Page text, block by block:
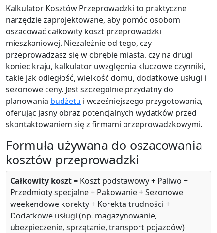
Kalkulator Kosztów Przeprowadzki to praktyczne
narzędzie zaprojektowane, aby pomóc osobom
oszacować całkowity koszt przeprowadzki
mieszkaniowej. Niezależnie od tego, czy
przeprowadzasz się w obrębie miasta, czy na drugi
koniec kraju, kalkulator uwzględnia kluczowe czynniki,
takie jak odległość, wielkość domu, dodatkowe usługi i
sezonowe ceny. Jest szczególnie przydatny do
planowania budżetu i wcześniejszego przygotowania,
oferując jasny obraz potencjalnych wydatków przed
skontaktowaniem się z firmami przeprowadzkowymi.
Formuła używana do oszacowania
kosztów przeprowadzki
Całkowity koszt = Koszt podstawowy + Paliwo +
Przedmioty specjalne + Pakowanie + Sezonowe i
weekendowe korekty + Korekta trudności +
Dodatkowe usługi (np. magazynowanie,
ubezpieczenie, sprzątanie, transport pojazdów)